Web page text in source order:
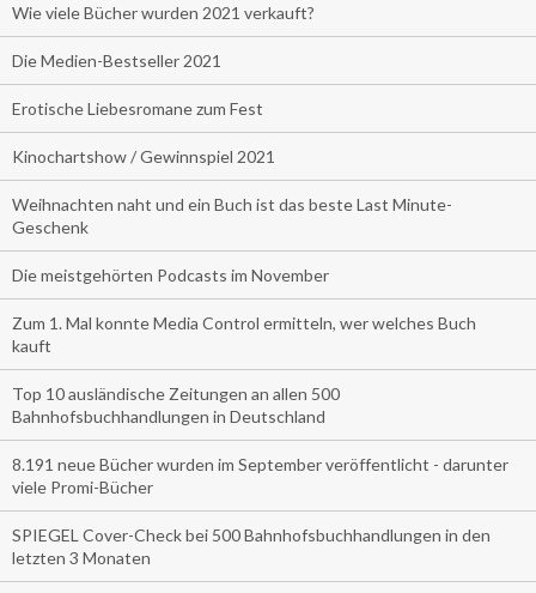
Wie viele Bücher wurden 2021 verkauft?
Die Medien-Bestseller 2021
Erotische Liebesromane zum Fest
Kinochartshow / Gewinnspiel 2021
Weihnachten naht und ein Buch ist das beste Last Minute-
Geschenk
Die meistgehörten Podcasts im November
Zum 1. Mal konnte Media Control ermitteln, wer welches Buch
kauft
Top 10 ausländische Zeitungen an allen 500
Bahnhofsbuchhandlungen in Deutschland
8.191 neue Bücher wurden im September veröffentlicht - darunter
viele Promi-Bücher
SPIEGEL Cover-Check bei 500 Bahnhofsbuchhandlungen in den
letzten 3 Monaten